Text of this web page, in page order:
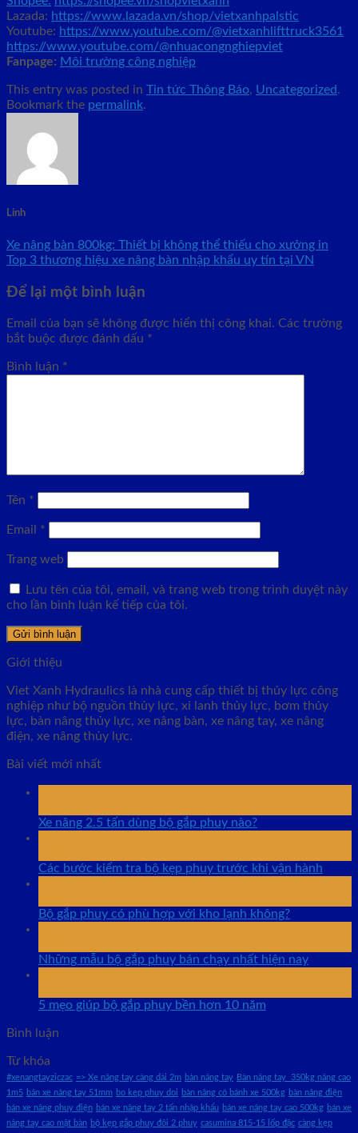
Lazada: https://www.lazada.vn/shop/vietxanhpalstic
Youtube: https://www.youtube.com/@vietxanhlifttruck3561
https://www.youtube.com/@nhuacongnghiepviet
Fanpage: Môi trường công nghiệp
This entry was posted in Tin tức Thông Báo, Uncategorized.
Bookmark the permalink.
Linh
Xe nâng bàn 800kg: Thiết bị không thể thiếu cho xưởng in
Top 3 thương hiệu xe nâng bàn nhập khẩu uy tín tại VN
Để lại một bình luận
Email của bạn sẽ không được hiển thị công khai. Các trường
bắt buộc được đánh dấu *
Bình luận *
Tên *
Email *
Trang web
Lưu tên của tôi, email, và trang web trong trình duyệt này
cho lần bình luận kế tiếp của tôi.
Giới thiệu
Viet Xanh Hydraulics là nhà cung cấp thiết bị thủy lực công
nghiệp như bộ nguồn thủy lực, xi lanh thủy lực, bơm thủy
lực, bàn nâng thủy lực, xe nâng bàn, xe nâng tay, xe nâng
điện, xe nâng thủy lực.
Bài viết mới nhất
Xe nâng 2.5 tấn dùng bộ gắp phuy nào?
Các bước kiểm tra bộ kẹp phuy trước khi vận hành
Bộ gắp phuy có phù hợp với kho lạnh không?
Những mẫu bộ gắp phuy bán chạy nhất hiện nay
5 mẹo giúp bộ gắp phuy bền hơn 10 năm
Bình luận
Từ khóa
#xenangtayziczac => Xe nâng tay càng dài 2m bàn nâng tay Bàn nâng tay 350kg nâng cao
1m5 bán xe nâng tay 51mm bo kep phuy doi bàn nâng có bánh xe 500kg bàn nâng điện
bán xe nâng phuy điện bán xe nâng tay 2 tấn nhập khẩu bán xe nâng tay cao 500kg bán xe
nâng tay cao mặt bàn bộ kẹp gắp phuy đôi 2 phuy casumina 815-15 lốp đặc càng kẹp